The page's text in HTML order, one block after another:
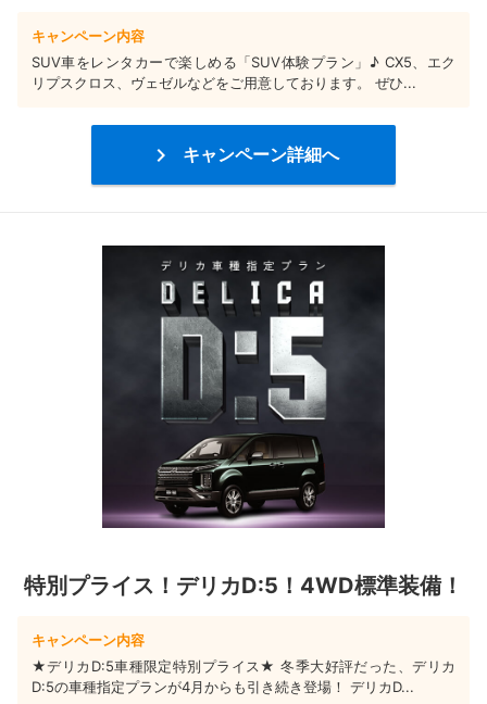
キャンペーン内容
SUV車をレンタカーで楽しめる「SUV体験プラン」♪ CX5、エク
リプスクロス、ヴェゼルなどをご用意しております。 ぜひ...
 キャンペーン詳細へ
特別プライス！デリカD:5！4WD標準装備！
キャンペーン内容
★デリカD:5車種限定特別プライス★ 冬季大好評だった、デリカ
D:5の車種指定プランが4月からも引き続き登場！ デリカD...